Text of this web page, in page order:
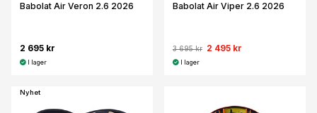
Babolat Air Veron 2.6 2026
2 695 kr
I lager
Babolat Air Viper 2.6 2026
3 695 kr 2 495 kr
I lager
Nyhet